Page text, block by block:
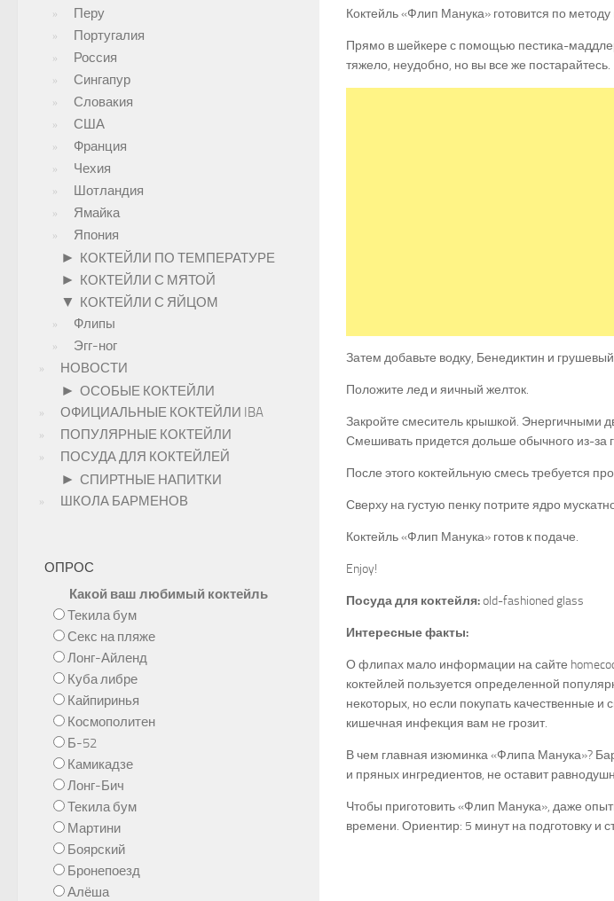
Коктейль «Флип Манука» готовится по
Прямо в шейкере с помощью пестика-
тяжело, неудобно, но вы все же постарайтесь.
Затем добавьте водку, Бенедиктин и грушевый
Положите лед и яичный желток.
Закройте смеситель крышкой. Энергичными
Смешивать придется дольше обычного из-за
После этого коктейльную смесь требуется
Сверху на густую пенку потрите ядро
Коктейль «Флип Манука» готов к подаче.
Enjoy!
Посуда для коктейля:old-fashioned glass
Интересные факты:
О флипах мало информации на сайте
коктейлей пользуется определенной
некоторых, но если покупать качественные
кишечная инфекция вам не грозит.
В чем главная изюминка «Флипа Манука»?
и пряных ингредиентов, не оставит
Чтобы приготовить «Флип Манука», даже
времени. Ориентир: 5 минут на подготовку и
Перу
Португалия
Россия
Сингапур
Словакия
США
Франция
Чехия
Шотландия
Ямайка
Япония
► КОКТЕЙЛИ ПО ТЕМПЕРАТУРЕ
► КОКТЕЙЛИ С МЯТОЙ
▼ КОКТЕЙЛИ С ЯЙЦОМ
Флипы
Эгг-ног
НОВОСТИ
► ОСОБЫЕ КОКТЕЙЛИ
ОФИЦИАЛЬНЫЕ КОКТЕЙЛИ IBA
ПОПУЛЯРНЫЕ КОКТЕЙЛИ
ПОСУДА ДЛЯ КОКТЕЙЛЕЙ
► СПИРТНЫЕ НАПИТКИ
ШКОЛА БАРМЕНОВ
ОПРОС
Какой ваш любимый коктейль
Текила бум
Секс на пляже
Лонг-Айленд
Куба либре
Кайпиринья
Космополитен
Б-52
Камикадзе
Лонг-Бич
Текила бум
Мартини
Боярский
Бронепоезд
Алёша